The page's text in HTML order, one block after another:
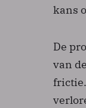
kans
De
van